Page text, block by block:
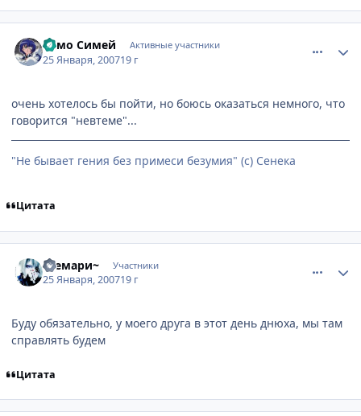
Ремо Симей Активные участники
25 Января, 200719 г
очень хотелось бы пойти, но боюсь оказаться немного, что
говорится "невтеме"...
"Не бывает гения без примеси безумия" (с) Сенека
Цитата
~Темари~ Участники
25 Января, 200719 г
Буду обязательно, у моего друга в этот день днюха, мы там
справлять будем
Цитата